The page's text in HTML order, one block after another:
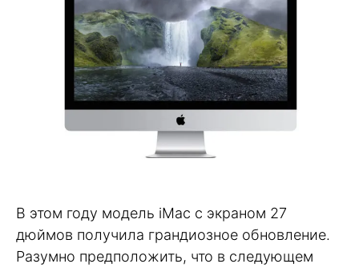
В этом году модель iMac с экраном 27
дюймов получила грандиозное обновление.
Разумно предположить, что в следующем